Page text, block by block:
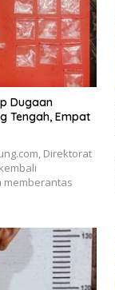
Dugaan
Tengah, Empat
Direktorat
memberantas